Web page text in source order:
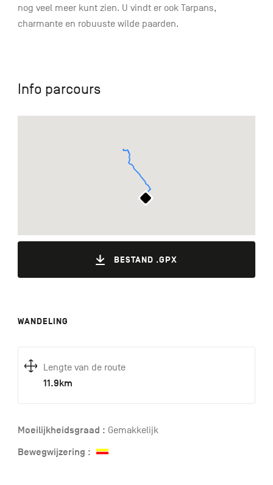
nog veel meer kunt zien. U vindt er ook Tarpans,
charmante en robuuste wilde paarden.
Info parcours
BESTAND .GPX
WANDELING
Lengte van de route
11.9km
Moeilijkheidsgraad : Gemakkelijk
Bewegwijzering :